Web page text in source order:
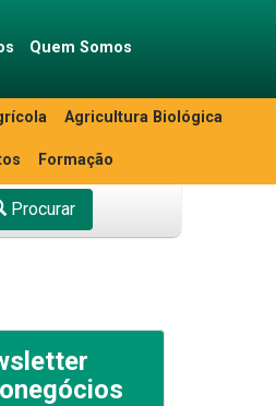
Quem Somos
Agricultura Biológica
Formação
Procurar